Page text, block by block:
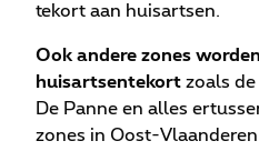
tekort aan huisartsen.
Ook andere zones
huisartsentekort zoals de
De Panne en alles
zones in Oost-